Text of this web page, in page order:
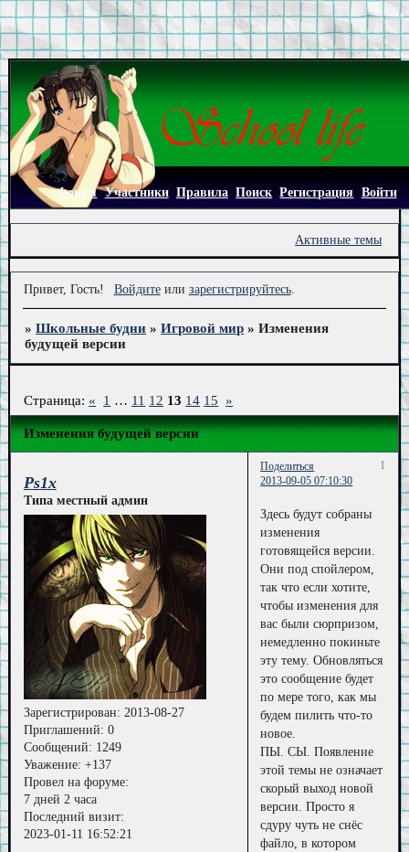
Форум Участники Правила Поиск Регистрация Войти
Активные темы
Привет, Гость! Войдитеили зарегистрируйтесь.
»Школьные будни »Игровой мир »Изменения
будущей версии
Изменения будущей версии
Страница: « 1 … 11 12 13 14 15 »
Поделиться
1
2013-09-05 07:10:30
Ps1x
Типа местный админ
Зарегистрирован: 2013-08-27
Приглашений: 0
Сообщений: 1249
Уважение: +137
Провел на форуме:
7 дней 2 часа
Последний визит:
2023-01-11 16:52:21
Здесь будут собраны
изменения
готовящейся версии.
Они под спойлером,
так что если хотите,
чтобы изменения для
вас были сюрпризом,
немедленно покиньте
эту тему. Обновляться
это сообщение будет
по мере того, как мы
будем пилить что-то
новое.
ПЫ. СЫ. Появление
этой темы не означает
скорый выход новой
версии. Просто я
сдуру чуть не снёс
файло, в котором